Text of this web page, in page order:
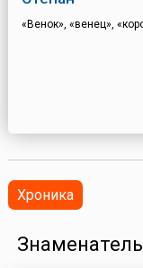
«Венок», «венец»,
Хроника